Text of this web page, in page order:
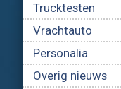
Trucktesten
Vrachtauto
Personalia
Overig nieuws